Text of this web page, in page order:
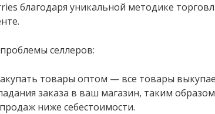
благодаря уникальной методике
селлеров:
товары оптом — все товары
заказа в ваш магазин, таким
ниже себестоимости.